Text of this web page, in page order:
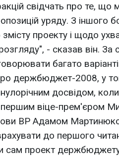
свідчать про те, що
уряду. З іншого
проекту і щодо
- сказав він.
багато
держбюджет-2008, у
досвідом,
першим віце-прем'єром
ВР Адамом
до першого
сам проект